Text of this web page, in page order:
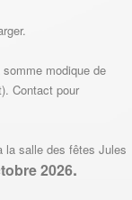
modique de
Contact pour
la salle des fêtes Jules
2026.